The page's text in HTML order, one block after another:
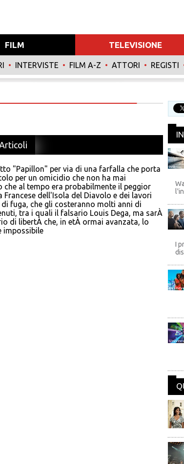
FILM TELEVISIONE
• INTERVISTE • FILM A-Z • ATTORI • REGISTI
"Papillon" per via di una farfalla che porta
per un omicidio che non ha mai
che al tempo era probabilmente il peggior
dell'Isola del Diavolo e dei lavori
fuga, che gli costeranno molti anni di
tra i quali il falsario Louis Dega, ma sarÀ
di libertÀ che, in etÀ ormai avanzata, lo
impossibile
WB
I